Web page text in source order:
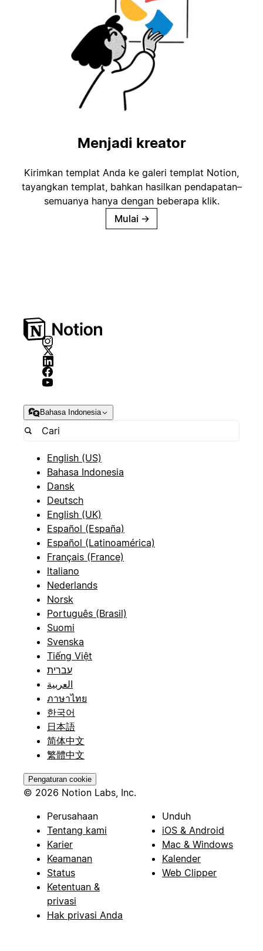
Menjadi kreator
Kirimkan templat Anda ke galeri templat Notion,
tayangkan templat, bahkan hasilkan pendapatan–
semuanya hanya dengan beberapa klik.
Mulai →
Bahasa Indonesia
English (US)
Bahasa Indonesia
Dansk
Deutsch
English (UK)
Español (España)
Español (Latinoamérica)
Français (France)
Italiano
Nederlands
Norsk
Português (Brasil)
Suomi
Svenska
Tiếng Việt
עברית
العربية
ภาษาไทย
한국어
日本語
简体中文
繁體中文
Pengaturan cookie
© 2026 Notion Labs, Inc.
Perusahaan
Tentang kami
Karier
Keamanan
Status
Ketentuan &
privasi
Hak privasi Anda
Unduh
iOS & Android
Mac & Windows
Kalender
Web Clipper